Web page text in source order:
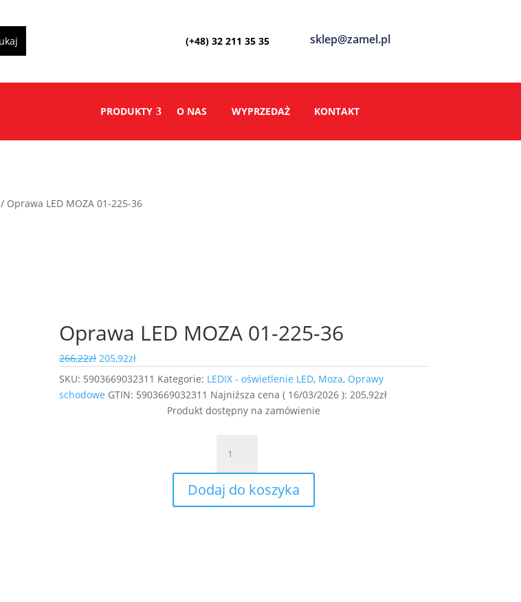
(+48) 32 211 35 35 sklep@zamel.pl
PRODUKTY O NAS WYPRZEDAŻ KONTAKT
/ Oprawa LED MOZA 01-225-36
Oprawa LED MOZA 01-225-36
266,22zł Pierwotna
cena
wynosiła:
205,92złAktualna
cena
wynosi:
205,92zł.
SKU: 5903669032311 Kategorie: LEDIX - oświetlenie LED, Moza, Oprawy
schodowe GTIN: 5903669032311 Najniższa cena ( 16/03/2026 ): 205,92zł
Produkt dostępny na zamówienie
Oprawa
LED
MOZA
01-
Dodaj do koszyka